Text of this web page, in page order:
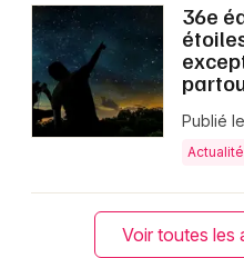
36e
Publié
Voir toutes les